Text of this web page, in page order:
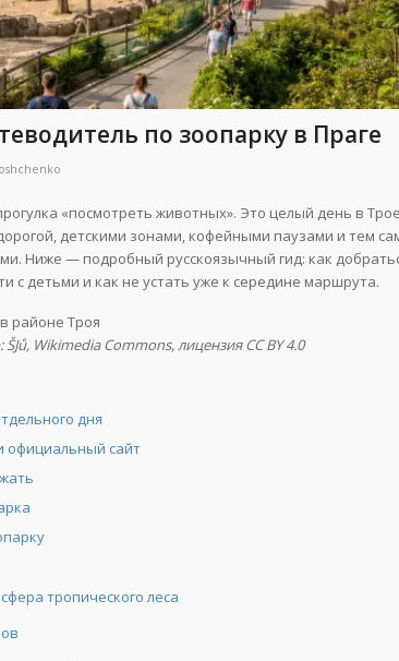
по зоопарку в Праге
«посмотреть животных». Это целый день в
детскими зонами, кофейными паузами и тем
Ниже — подробный русскоязычный гид: как
с детьми и как не устать уже к середине маршрута.
Wikimedia Commons, лицензия CC BY 4.0
дня
официальный сайт
тропического леса